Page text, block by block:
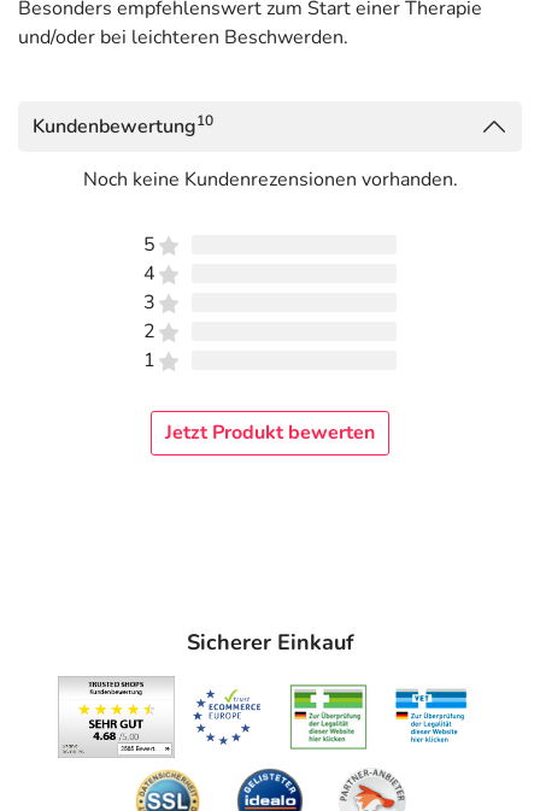
Besonders empfehlenswert zum Start einer Therapie
und/oder bei leichteren Beschwerden.
Kundenbewertung10
Noch keine Kundenrezensionen vorhanden.
5
4
3
2
1
Jetzt Produkt bewerten
Sicherer Einkauf